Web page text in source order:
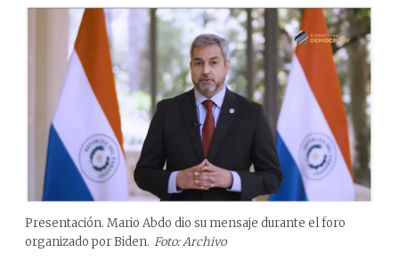
Presentación. Mario Abdo dio su mensaje durante el foro
organizado por Biden. Foto: Archivo